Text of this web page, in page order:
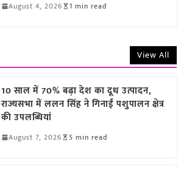
August 4, 2026 1 min read
View All
10 साल में 70% बढ़ा देश का दूध उत्पादन,
राज्यसभा में ललन सिंह ने गिनाईं पशुपालन क्षेत्र
की उपलब्धियां
August 7, 2026 5 min read